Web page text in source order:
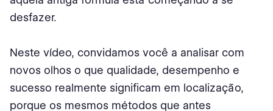
desfazer.
Neste vídeo, convidamos você a analisar com
novos olhos o que qualidade, desempenho e
sucesso realmente significam em localização,
porque os mesmos métodos que antes